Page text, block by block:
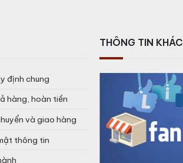
định chung
hàng, hoàn tiền
và giao hàng
thông tin
THÔNG TIN KHÁC